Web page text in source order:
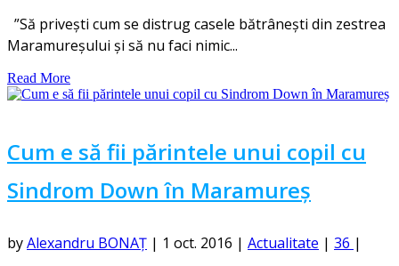
”Să privești cum se distrug casele bătrânești din zestrea
Maramureșului și să nu faci nimic...
Read More
Cum e să fii părintele unui copil cu
Sindrom Down în Maramureș
byAlexandru BONAȚ | 1 oct. 2016 | Actualitate | 36 |